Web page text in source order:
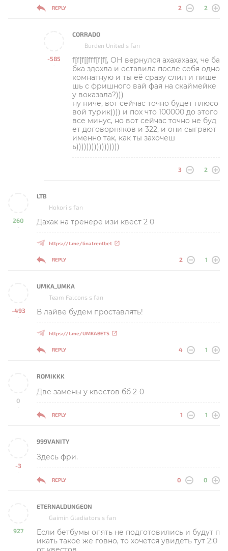
REPLY 2 2
-585
-
CORRADO
Burden United s fan
f[f[f[[fff[f[f[, ОН вернулся ахахахаах, че ба
бка здохла и оставила после себя одно
комнатную и ты её сразу слил и пише
шь с фришного вай фая на скаймейке
у воказала?)))
ну ниче, вот сейчас точно будет плюсо
вой турик)))) и пох что 100000 до этого
все минус, но вот сейчас точно не буд
ет договорняков и 322, и они сыграют
именно так, как ты захочеш
ь)))))))))))))))))
3 2
260
-
LTB
Hokori s fan
Дахак на тренере изи квест 2 0
https://t.me/linatrentbet
REPLY 2 1
-493
-
UMKA_UMKA
Team Falcons s fan
В лайве будем проставлять!
https://t.me/UMKABETS
REPLY 4 1
0
-
ROMIKKK
Две замены у квестов бб 2-0
REPLY 1 1
-3
-
999VANITY
Здесь фри.
REPLY 0 0
927
-
ETERNALDUNGEON
Gaimin Gladiators s fan
Если бетбумы опять не подготовились и будут п
икать такое же говно, то хочется увидеть тут 2:0